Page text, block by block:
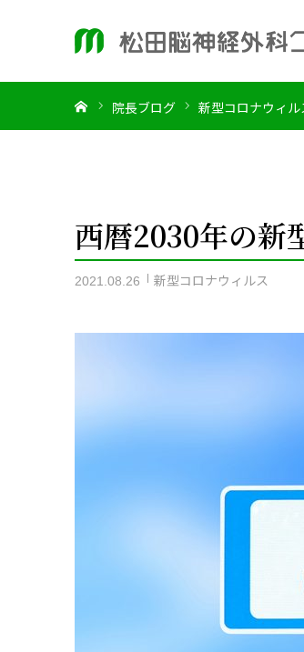
院長ブログ 新型コロナウィル
西暦2030年の新
2021.08.26 新型コロナウィルス